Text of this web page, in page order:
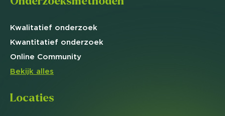
Kwalitatief onderzoek
Kwantitatief onderzoek
Online Community
Bekijk alles
Locaties